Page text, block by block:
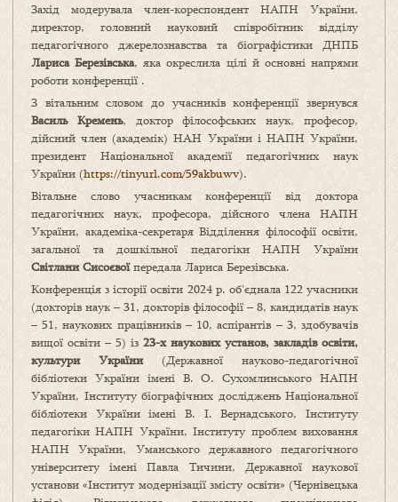
Захід модерувала член-кореспондент НАПН України,
директор, головний науковий співробітник відділу
педагогічного джерелознавства та біографістики ДНПБ
Лариса Березівська, яка окреслила цілі й основні напрями
роботи конференції .
З вітальним словом до учасників конференції звернувся
Василь Кремень, доктор філософських наук, професор,
дійсний член (академік) НАН України і НАПН України,
президент Національної академії педагогічних наук
України (https://tinyurl.com/59akbuwv).
Вітальне слово учасникам конференції від доктора
педагогічних наук, професора, дійсного члена НАПН
України, академіка-секретаря Відділення філософії освіти,
загальної та дошкільної педагогіки НАПН України
Світлани Сисоєвоїпередала Лариса Березівська.
Конференція з історії освіти 2024 р. об’єднала 122 учасники
(докторів наук – 31, докторів філософії – 8, кандидатів наук
– 51, наукових працівників – 10, аспірантів – 3, здобувачів
вищої освіти – 5) із 23-х наукових установ, закладів освіти,
культури України(Державної науково-педагогічної
бібліотеки України імені В. О. Сухомлинського НАПН
України, Інституту біографічних досліджень Національної
бібліотеки України імені В. І. Вернадського, Інституту
педагогіки НАПН України, Інституту проблем виховання
НАПН України, Уманського державного педагогічного
університету імені Павла Тичини, Державної наукової
установи «Інститут модернізації змісту освіти» (Чернівецька